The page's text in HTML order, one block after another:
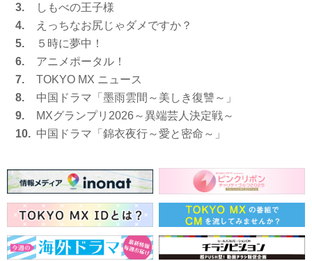
3.
しもべの王子様
4.
えっちなお尻じゃダメですか？
5.
５時に夢中！
6.
アニメポータル！
7.
TOKYO MX ニュース
8.
中国ドラマ「墨雨雲間～美しき復讐～」
9.
MXグランプリ2026～異端芸人決定戦～
10. 中国ドラマ「錦衣夜行～愛と密命～」